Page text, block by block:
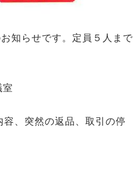
知らせです。定員５人まで
、突然の返品、取引の停